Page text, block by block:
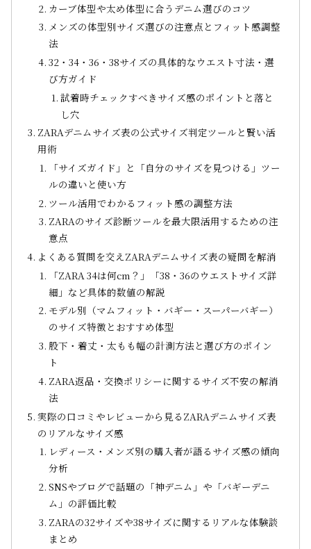
カーブ体型や太め体型に合うデニム選びのコツ
メンズの体型別サイズ選びの注意点とフィット感調整
法
32・34・36・38サイズの具体的なウエスト寸法・選
び方ガイド
試着時チェックすべきサイズ感のポイントと落と
し穴
ZARAデニムサイズ表の公式サイズ判定ツールと賢い活
用術
「サイズガイド」と「自分のサイズを見つける」ツー
ルの違いと使い方
ツール活用でわかるフィット感の調整方法
ZARAのサイズ診断ツールを最大限活用するための注
意点
よくある質問を交えZARAデニムサイズ表の疑問を解消
「ZARA 34は何cm？」「38・36のウエストサイズ詳
細」など具体的数値の解説
モデル別（マムフィット・バギー・スーパーバギー）
のサイズ特徴とおすすめ体型
股下・着丈・太もも幅の計測方法と選び方のポイン
ト
ZARA返品・交換ポリシーに関するサイズ不安の解消
法
実際の口コミやレビューから見るZARAデニムサイズ表
のリアルなサイズ感
レディース・メンズ別の購入者が語るサイズ感の傾向
分析
SNSやブログで話題の「神デニム」や「バギーデニ
ム」の評価比較
ZARAの32サイズや38サイズに関するリアルな体験談
まとめ